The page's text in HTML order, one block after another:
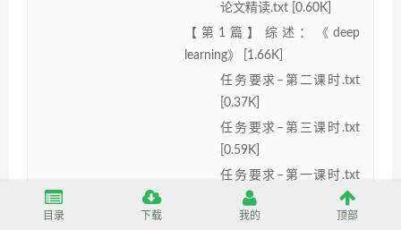
论文精读.txt [0.60K]
【第1篇】综述：《deep
learning》 [1.66K]
任务要求–第二课时.txt
[0.37K]
任务要求–第三课时.txt
[0.59K]
任务要求–第一课时.txt
[0.70K]
【第20篇】end-to-end memory
目录 下载 我的 顶部